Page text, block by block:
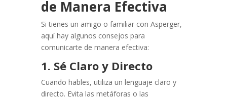
de Manera Efectiva
Si tienes un amigo o familiar con Asperger,
aquí hay algunos consejos para
comunicarte de manera efectiva:
1. Sé Claro y Directo
Cuando hables, utiliza un lenguaje claro y
directo. Evita las metáforas o las